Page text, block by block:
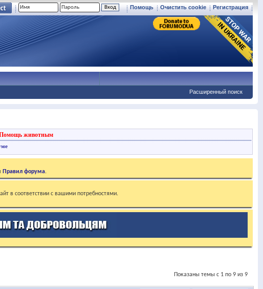
Регистрация
Очистить cookie
Помощь
Расширенный поиск
животным
Правил форума.
в соответствии с вашими потребностями.
Показаны темы с 1 по 9 из 9